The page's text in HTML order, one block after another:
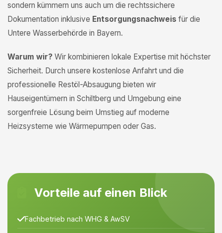
sondern kümmern uns auch um die rechtssichere
Dokumentation inklusive Entsorgungsnachweis für die
Untere Wasserbehörde in Bayern.
Warum wir? Wir kombinieren lokale Expertise mit höchster
Sicherheit. Durch unsere kostenlose Anfahrt und die
professionelle Restöl-Absaugung bieten wir
Hauseigentümern in Schiltberg und Umgebung eine
sorgenfreie Lösung beim Umstieg auf moderne
Heizsysteme wie Wärmepumpen oder Gas.
Vorteile auf einen Blick
Fachbetrieb nach WHG & AwSV